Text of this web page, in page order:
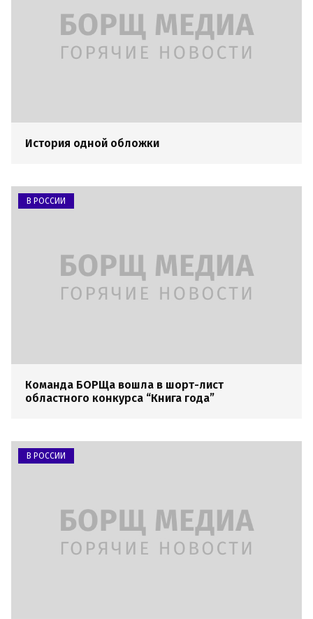
История одной обложки
В РОССИИ
Команда БОРЩа вошла в шорт-лист
областного конкурса “Книга года”
В РОССИИ